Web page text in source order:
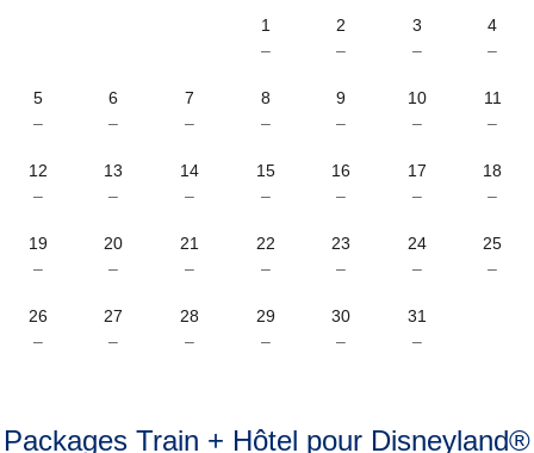
1
–
2
–
3
–
4
–
5
–
6
–
7
–
8
–
9
–
10
–
11
–
12
–
13
–
14
–
15
–
16
–
17
–
18
–
19
–
20
–
21
–
22
–
23
–
24
–
25
–
26
–
27
–
28
–
29
–
30
–
31
–
Packages Train + Hôtel pour Disneyland®